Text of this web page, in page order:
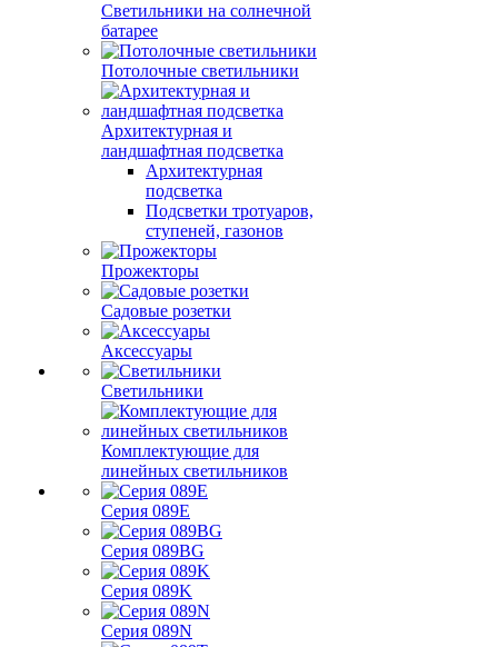
Светильники на солнечной
батарее
Потолочные светильники
Архитектурная и
ландшафтная подсветка
Архитектурная
подсветка
Подсветки тротуаров,
ступеней, газонов
Прожекторы
Садовые розетки
Аксессуары
Светильники
Комплектующие для
линейных светильников
Серия 089E
Серия 089BG
Серия 089K
Серия 089N